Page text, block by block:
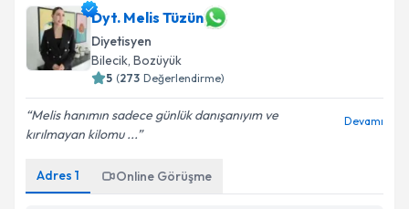
Dyt. Melis Tüzün
Diyetisyen
Bilecik, Bozüyük
5 (273 Değerlendirme)
Melis hanımın sadece günlük danışanıyım ve
kırılmayan kilomu ...
Devamı
Adres 1 Online Görüşme